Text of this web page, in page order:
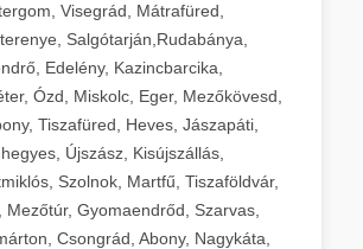
Visegrád, Mátrafüred,
Salgótarján,Rudabánya,
Edelény, Kazincbarcika,
Ózd, Miskolc, Eger, Mezőkövesd,
Tiszafüred, Heves, Jászapáti,
Újszász, Kisújszállás,
Szolnok, Martfű, Tiszaföldvár,
Mezőtúr, Gyomaendrőd, Szarvas,
Csongrád, Abony, Nagykáta,